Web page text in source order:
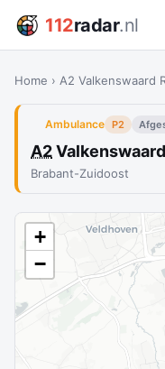
112radar.nl
Home › A2 Valkenswaard
Ambulance P2
A2
Brabant-Zuidoost
+
−